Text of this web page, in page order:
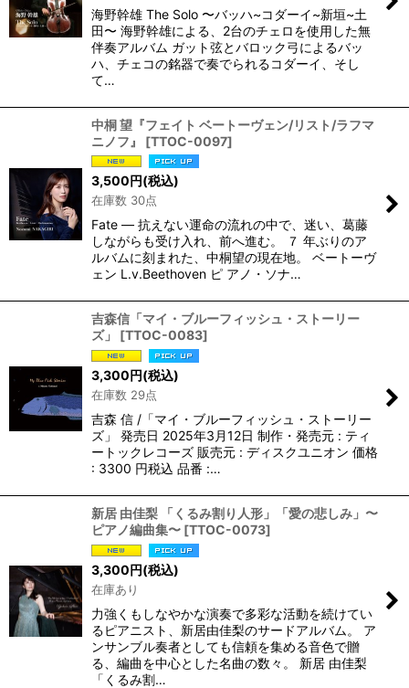
海野幹雄 The Solo 〜バッハ~コダーイ~新垣~土
田〜 海野幹雄による、2台のチェロを使用した無
伴奏アルバム ガット弦とバロック弓によるバッ
ハ、チェコの銘器で奏でられるコダーイ、そし
て…
中桐 望『フェイト ベートーヴェン/リスト/ラフマ
ニノフ』
[TTOC-0097]
3,500円(税込)
在庫数 30点
Fate — 抗えない運命の流れの中で、迷い、葛藤
しながらも受け入れ、前へ進む。 ７ 年ぶりのア
ルバムに刻まれた、中桐望の現在地。 ベートーヴ
ェン L.v.Beethoven ピ アノ・ソナ…
吉森信「マイ・ブルーフィッシュ・ストーリー
ズ」
[TTOC-0083]
3,300円(税込)
在庫数 29点
吉森 信 /「マイ・ブルーフィッシュ・ストーリー
ズ」 発売日 2025年3月12日 制作・発売元 : ティ
ートックレコーズ 販売元 : ディスクユニオン 価格
: 3300 円税込 品番 :…
新居 由佳梨 「くるみ割り人形」「愛の悲しみ」〜
ピアノ編曲集〜 [TTOC-0073]
3,300円(税込)
在庫あり
力強くもしなやかな演奏で多彩な活動を続けてい
るピアニスト、新居由佳梨のサードアルバム。 ア
ンサンブル奏者としても信頼を集める音色で贈
る、編曲を中心とした名曲の数々。 新居 由佳梨
「くるみ割…